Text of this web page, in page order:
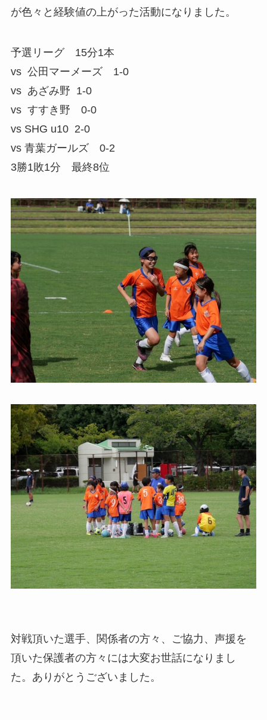
が色々と経験値の上がった活動になりました。
予選リーグ 15分1本
vs 公田マーメーズ 1-0
vs あざみ野 1-0
vs すすき野 0-0
vs SHG u10 2-0
vs 青葉ガールズ 0-2
3勝1敗1分 最終8位
対戦頂いた選手、関係者の方々、ご協力、声援を
頂いた保護者の方々には大変お世話になりまし
た。ありがとうございました。